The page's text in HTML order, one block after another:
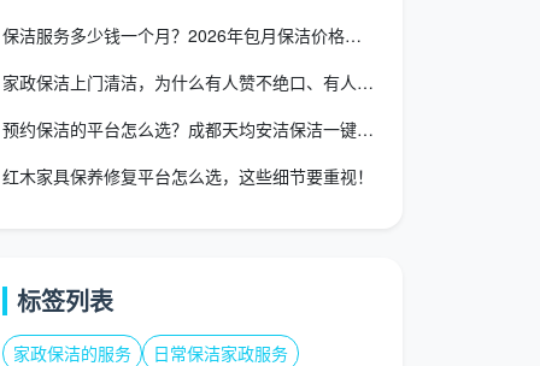
保洁服务多少钱一个月？2026年包月保洁价格指南与收费标准
家政保洁上门清洁，为什么有人赞不绝口、有人一肚子火？
预约保洁的平台怎么选？成都天均安洁保洁一键下单让家焕新
红木家具保养修复平台怎么选，这些细节要重视！
标签列表
家政保洁的服务
日常保洁家政服务